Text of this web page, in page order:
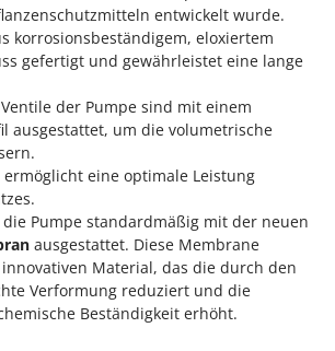
- elektrisch
für Ernte und Baumschnitt
- elektrisch
Aluminium
Laubbläser
Rädern
Wasserverdunstung
entwickelt wurde.
korrosionsbeständigem, eloxiertem
gefertigt und gewährleistet eine lange
der Pumpe sind mit einem
ausgestattet, um die volumetrische
eine optimale Leistung
Pumpe standardmäßig mit der neuen
ausgestattet. Diese Membrane
Material, das die durch den
Verformung reduziert und die
Beständigkeit erhöht.